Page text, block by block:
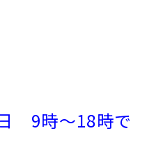
9時～18時で